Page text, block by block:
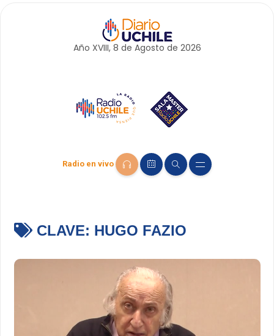
Año XVIII, 8 de Agosto de 2026
Radio en vivo
CLAVE: HUGO FAZIO